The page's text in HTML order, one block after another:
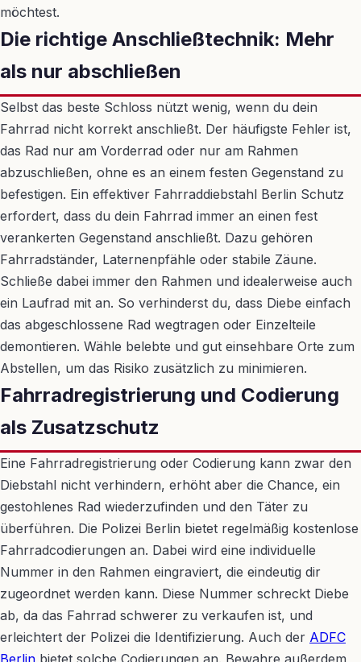
möchtest.
Die richtige Anschließtechnik: Mehr
als nur abschließen
Selbst das beste Schloss nützt wenig, wenn du dein
Fahrrad nicht korrekt anschließt. Der häufigste Fehler ist,
das Rad nur am Vorderrad oder nur am Rahmen
abzuschließen, ohne es an einem festen Gegenstand zu
befestigen. Ein effektiver Fahrraddiebstahl Berlin Schutz
erfordert, dass du dein Fahrrad immer an einen fest
verankerten Gegenstand anschließt. Dazu gehören
Fahrradständer, Laternenpfähle oder stabile Zäune.
Schließe dabei immer den Rahmen und idealerweise auch
ein Laufrad mit an. So verhinderst du, dass Diebe einfach
das abgeschlossene Rad wegtragen oder Einzelteile
demontieren. Wähle belebte und gut einsehbare Orte zum
Abstellen, um das Risiko zusätzlich zu minimieren.
Fahrradregistrierung und Codierung
als Zusatzschutz
Eine Fahrradregistrierung oder Codierung kann zwar den
Diebstahl nicht verhindern, erhöht aber die Chance, ein
gestohlenes Rad wiederzufinden und den Täter zu
überführen. Die Polizei Berlin bietet regelmäßig kostenlose
Fahrradcodierungen an. Dabei wird eine individuelle
Nummer in den Rahmen eingraviert, die eindeutig dir
zugeordnet werden kann. Diese Nummer schreckt Diebe
ab, da das Fahrrad schwerer zu verkaufen ist, und
erleichtert der Polizei die Identifizierung. Auch der ADFC